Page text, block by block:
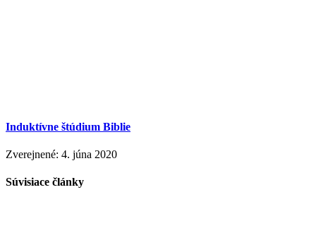
Induktívne štúdium Biblie
Zverejnené: 4. júna 2020
Súvisiace články